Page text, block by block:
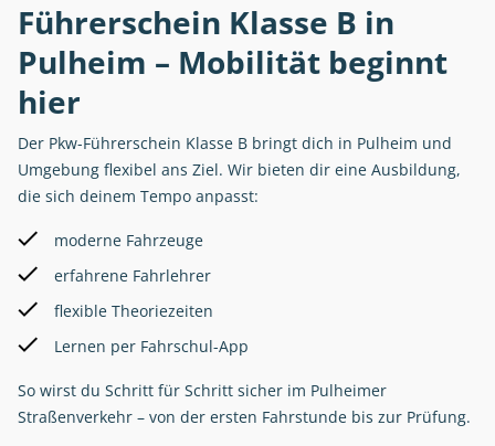
Führerschein Klasse B in
Pulheim – Mobilität beginnt
hier
Der Pkw-Führerschein Klasse B bringt dich in Pulheim und
Umgebung flexibel ans Ziel. Wir bieten dir eine Ausbildung,
die sich deinem Tempo anpasst:
moderne Fahrzeuge
erfahrene Fahrlehrer
flexible Theoriezeiten
Lernen per Fahrschul-App
So wirst du Schritt für Schritt sicher im Pulheimer
Straßenverkehr – von der ersten Fahrstunde bis zur Prüfung.